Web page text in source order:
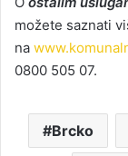
možete saznati
na
0800 505 07.
Brcko